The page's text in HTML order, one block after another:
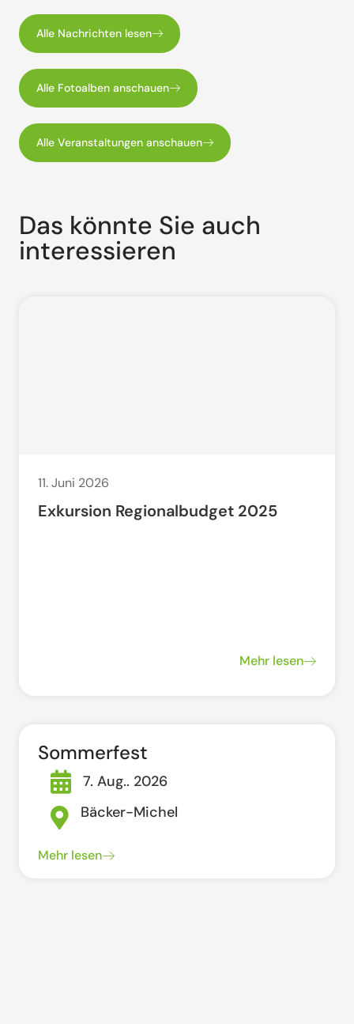
Alle Nachrichten lesen
Alle Fotoalben anschauen
Alle Veranstaltungen anschauen
Das könnte Sie auch
interessieren
11. Juni 2026
Exkursion Regionalbudget 2025
Mehr lesen
Sommerfest
7. Aug.. 2026
Bäcker-Michel
Mehr lesen